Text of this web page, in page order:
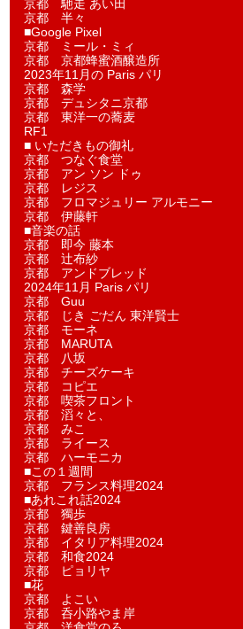
京都 馳走 あい田
京都 半々
■Google Pixel
京都 ミール・ミィ
京都 京都蜂蜜酒醸造所
2023年11月の Paris パリ
京都 森学
京都 デュシタニ京都
京都 東洋一の蕎麦
RF1
■ いただきもの御礼
京都 つなぐ食堂
京都 アン ソン ドゥ
京都 レジス
京都 フロマジュリー アルモニー
京都 伊藤軒
■音楽の話
京都 即今 藤本
京都 辻布紗
京都 アンドブレッド
2024年11月 Paris パリ
京都 Guu
京都 じき ごだん 東洋賢士
京都 モーネ
京都 MARUTA
京都 八坂
京都 チーズケーキ
京都 コピエ
京都 喫茶フロント
京都 滔々と、
京都 みこ
京都 ライース
京都 ハーモニカ
■この１週間
京都 フランス料理2024
■あれこれ話2024
京都 獨歩
京都 鍵善良房
京都 イタリア料理2024
京都 和食2024
京都 ピョリヤ
■花
京都 よこい
京都 呑小路やま岸